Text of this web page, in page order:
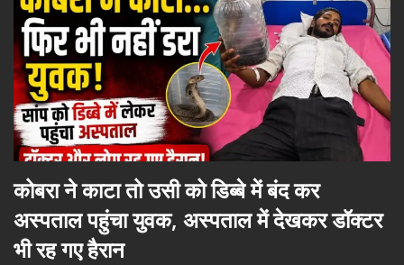
कोबरा ने काटा तो उसी को डिब्बे में बंद कर
अस्पताल पहुंचा युवक, अस्पताल में देखकर डॉक्टर
भी रह गए हैरान